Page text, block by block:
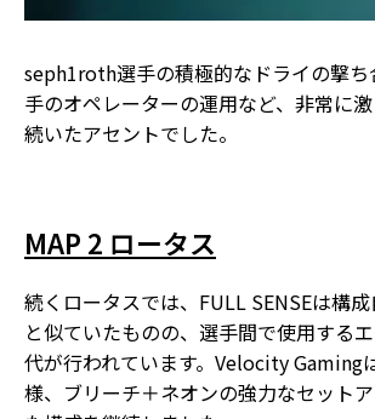
seph1roth選手の積極的なドライの撃ち
手のオペレーターの運用など、非常に
続いたアセントでした。
MAP 2 ロータス
続くロータスでは、FULL SENSEは構
と似ていたものの、選手間で使用する
代が行われています。Velocity Gaming
様、ブリーチ＋ネオンの強力なセット